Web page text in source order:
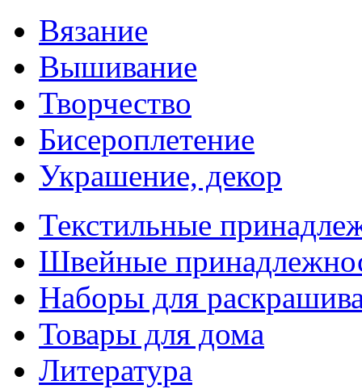
Вязание
Вышивание
Творчество
Бисероплетение
Украшение, декор
Текстильные
Швейные
Наборы для
Товары для дома
Литература